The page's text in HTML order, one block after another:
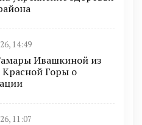
14:49
Ивашкиной из
Красной Горы о
11:07